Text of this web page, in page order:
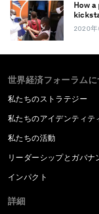
How
2020年
世界経済フォーラムに
私たちのストラテジー
私たちのアイデンティテ
私たちの活動
リーダーシップとガバナ
インパクト
詳細